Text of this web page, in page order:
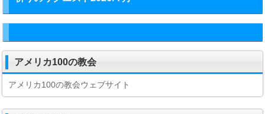
アメリカ100の教会
アメリカ100の教会ウェブサイト